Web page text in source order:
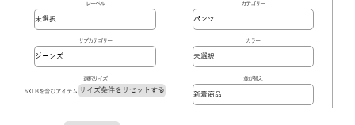
レーベル カテゴリー
サブカテゴリー カラー
選択サイズ
5XLBを含むアイテム サイズ条件をリセットする
並び替え